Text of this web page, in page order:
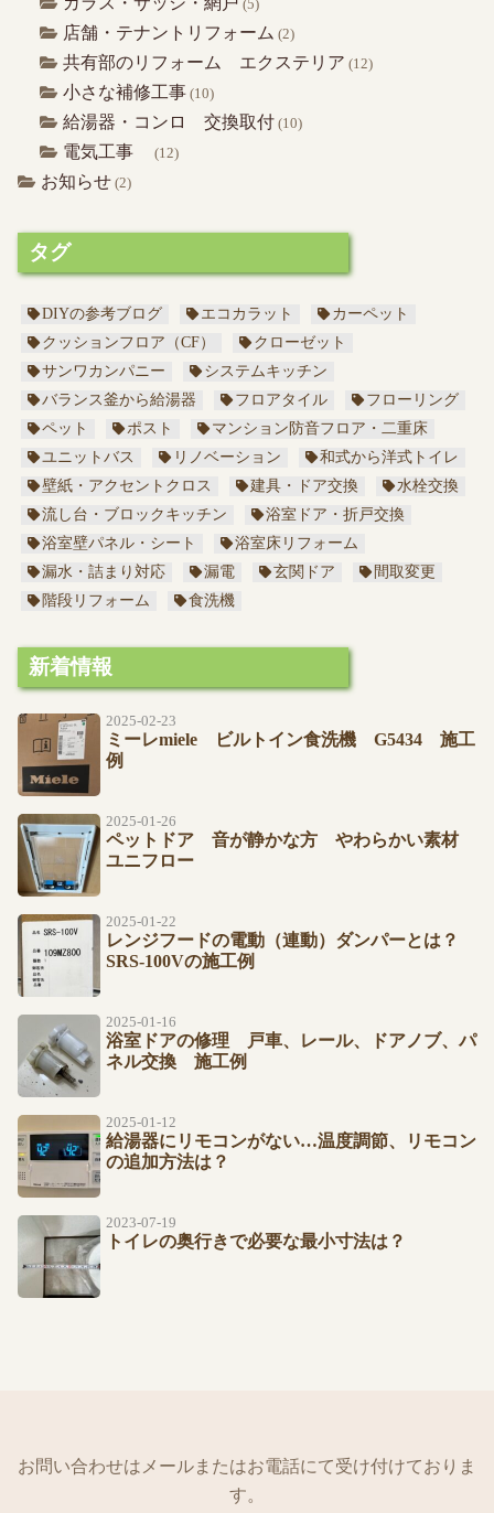
(5)
店舗・テナントリフォーム (2)
共有部のリフォーム エクステリア (12)
小さな補修工事 (10)
給湯器・コンロ 交換取付 (10)
電気工事 (12)
お知らせ (2)
タグ
DIYの参考ブログ エコカラット
カーペット
クッションフロア（CF）
クローゼット
サンワカンパニー
システムキッチン
バランス釜から給湯器
フロアタイル
フローリング
ペット
ポスト
マンション防音フロア・二重床
ユニットバス
リノベーション
和式から洋式トイレ
壁紙・アクセントクロス
建具・ドア交換
水栓交換
流し台・ブロックキッチン
浴室ドア・折戸交換
浴室壁パネル・シート
浴室床リフォーム
漏水・詰まり対応
漏電 玄関ドア
間取変更
階段リフォーム
食洗機
新着情報
2025-02-23
ミーレmiele ビルトイン食洗機 G5434 施工
例
2025-01-26
ペットドア 音が静かな方 やわらかい素材
ユニフロー
2025-01-22
レンジフードの電動（連動）ダンパーとは？
SRS-100Vの施工例
2025-01-16
浴室ドアの修理 戸車、レール、ドアノブ、パ
ネル交換 施工例
2025-01-12
給湯器にリモコンがない…温度調節、リモコン
の追加方法は？
2023-07-19
トイレの奥行きで必要な最小寸法は？
お問い合わせはメールまたはお電話にて受け付けておりま
す。